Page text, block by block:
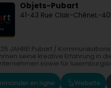
Objets-Pubart
41-43 Rue Clair-ChêneL-
JAHRE! Pubart /
seine kreative Erfahrung in
sowie für
en ligne Website